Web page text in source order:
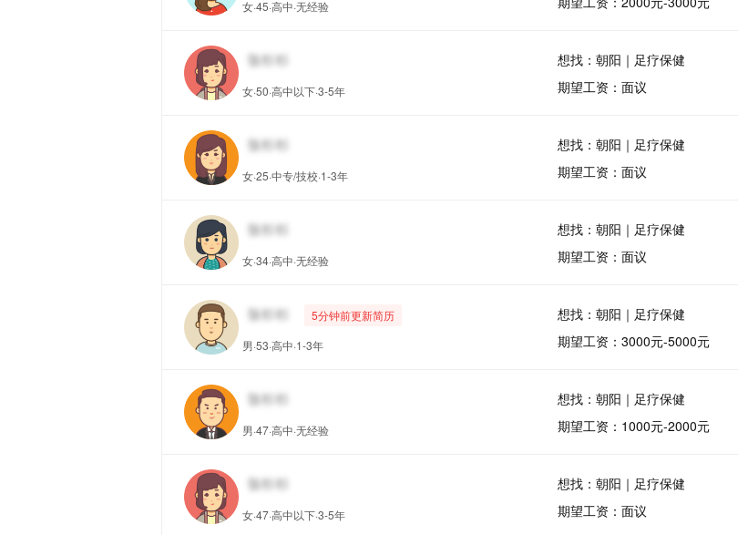
女·45·高中·无经验
女·50·高中以下·3-5年
想找：朝阳｜足疗保健
期望工资：面议
女·25·中专/技校·1-3年
想找：朝阳｜足疗保健
期望工资：面议
女·34·高中·无经验
想找：朝阳｜足疗保健
期望工资：面议
5分钟前更新简历
男·53·高中·1-3年
想找：朝阳｜足疗保健
期望工资：3000元-5000元
男·47·高中·无经验
想找：朝阳｜足疗保健
期望工资：1000元-2000元
女·47·高中以下·3-5年
想找：朝阳｜足疗保健
期望工资：面议